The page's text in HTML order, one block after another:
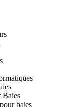
Baies
baies